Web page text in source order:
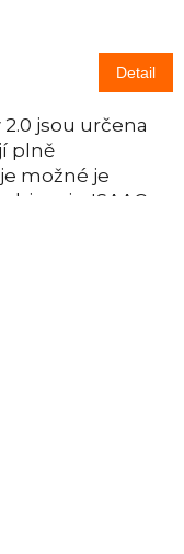
Detail
jsou určena
plně
možné je
s ISAAC